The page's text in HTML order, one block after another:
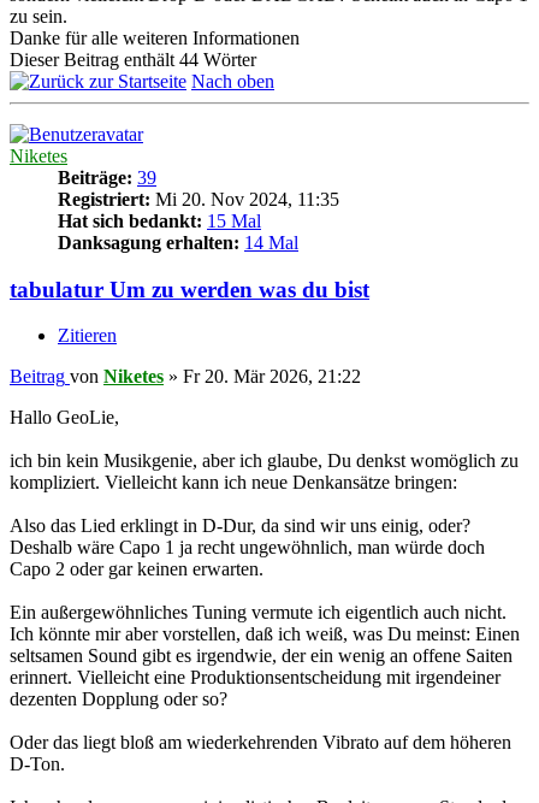
zu sein.
Danke für alle weiteren Informationen
Dieser Beitrag enthält 44 Wörter
Nach oben
Niketes
Beiträge: 39
Registriert: Mi 20. Nov 2024, 11:35
Hat sich bedankt: 15 Mal
Danksagung erhalten: 14 Mal
tabulatur Um zu werden was du bist
Zitieren
Beitrag von Niketes » Fr 20. Mär 2026, 21:22
Hallo GeoLie,
ich bin kein Musikgenie, aber ich glaube, Du denkst womöglich zu
kompliziert. Vielleicht kann ich neue Denkansätze bringen:
Also das Lied erklingt in D-Dur, da sind wir uns einig, oder?
Deshalb wäre Capo 1 ja recht ungewöhnlich, man würde doch
Capo 2 oder gar keinen erwarten.
Ein außergewöhnliches Tuning vermute ich eigentlich auch nicht.
Ich könnte mir aber vorstellen, daß ich weiß, was Du meinst: Einen
seltsamen Sound gibt es irgendwie, der ein wenig an offene Saiten
erinnert. Vielleicht eine Produktionsentscheidung mit irgendeiner
dezenten Dopplung oder so?
Oder das liegt bloß am wiederkehrenden Vibrato auf dem höheren
D-Ton.